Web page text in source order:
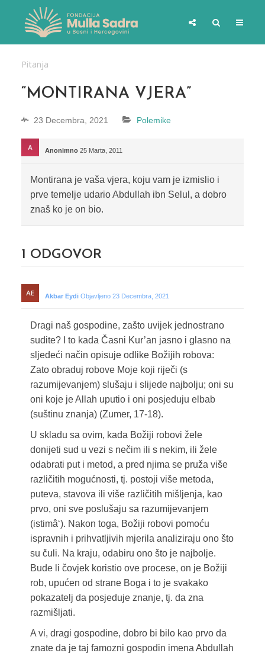
Pitanja
“MONTIRANA VJERA”
23 Decembra, 2021 Polemike
Anonimno 25 Marta, 2011
Montirana je vaša vjera, koju vam je izmislio i
prve temelje udario Abdullah ibn Selul, a dobro
znaš ko je on bio.
1 ODGOVOR
Akbar Eydi Objavljeno 23 Decembra, 2021
Dragi naš gospodine, zašto uvijek jednostrano
sudite? I to kada Časni Kur’an jasno i glasno na
sljedeći način opisuje odlike Božijih robova:
Zato obraduj robove Moje koji riječi (s
razumijevanjem) slušaju i slijede najbolju; oni su
oni koje je Allah uputio i oni posjeduju elbab
(suštinu znanja) (Zumer, 17-18).
U skladu sa ovim, kada Božiji robovi žele
donijeti sud u vezi s nečim ili s nekim, ili žele
odabrati put i metod, a pred njima se pruža više
različitih mogućnosti, tj. postoji više metoda,
puteva, stavova ili više različitih mišljenja, kao
prvo, oni sve poslušaju sa razumijevanjem
(istimâ‘). Nakon toga, Božiji robovi pomoću
ispravnih i prihvatljivih mjerila analiziraju ono što
su čuli. Na kraju, odabiru ono što je najbolje.
Bude li čovjek koristio ove procese, on je Božiji
rob, upućen od strane Boga i to je svakako
pokazatelj da posjeduje znanje, tj. da zna
razmišljati.
A vi, dragi gospodine, dobro bi bilo kao prvo da
znate da je taj famozni gospodin imena Abdullah